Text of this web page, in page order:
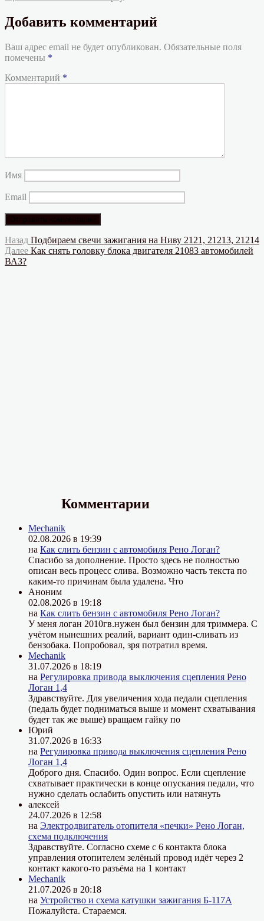
Добавить комментарий
Ваш адрес email не будет опубликован. Обязательные поля
помечены *
Комментарий *
Имя
Email
Навигация
по
Назад Предыдущая
запись:
Подбираем свечи зажигания на Ниву 2121, 21213, 21214
Далее Следующая
Как снять головку блока двигателя 21083 автомобилей
ВАЗ?
Комментарии
Mechanik
02.08.2026 в 19:39
на Как слить бензин с автомобиля Рено Логан?
Спасибо за дополнение. Просто здесь не полностью
описан весь процесс слива. Возможно часть текста по
каким-то причинам была удалена. Что
Аноним
02.08.2026 в 19:18
на Как слить бензин с автомобиля Рено Логан?
У меня логан 2010гв.нужен был бензин для триммера. С
учётом нынешних реалий, вариант один-сливать из
бензобака. Попробовал, зря потратил время.
Mechanik
31.07.2026 в 18:19
на Регулировка привода выключения сцепления Рено
Логан 1,4
Здравствуйте. Для увеличения хода педали сцепления
(педаль будет подниматься выше и момент схватывания
будет так же выше) вращаем гайку по
Юрий
31.07.2026 в 16:33
на Регулировка привода выключения сцепления Рено
Логан 1,4
Доброго дня. Спасибо. Один вопрос. Если сцепление
схватывает практически в конце опускания педали, что
нужно сделать ослабить опустить или натянуть
алексей
24.07.2026 в 12:58
на Электродвигатель отопителя «печки» Рено Логан,
схема подключения
Здравствуйте. Согласно схеме с 6 контакта блока
управления отопителем зелёный провод идёт через 2
контакт какого-то разъёма на 1 контакт
Mechanik
21.07.2026 в 20:18
на Устройство и схема катушки зажигания Б-117А
Пожалуйста. Стараемся.